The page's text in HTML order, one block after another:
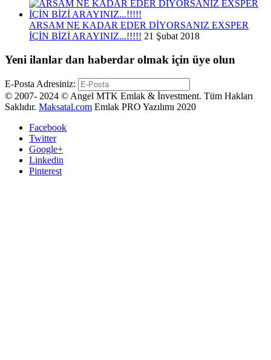
ARSAM NE KADAR EDER DİYORSANIZ EXSPER
İÇİN BİZİ ARAYINIZ...!!!!! 21 Şubat 2018
Yeni ilanlar dan haberdar olmak için üye olun
E-Posta Adresiniz:
© 2007- 2024 © Angel MTK Emlak & İnvestment. Tüm Hakları
Saklıdır. Maksatal.com Emlak PRO Yazılımı 2020
Facebook
Twitter
Google+
Linkedin
Pinterest